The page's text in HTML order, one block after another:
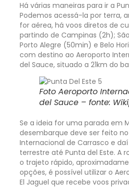
Há várias maneiras para ir a
Podemos acessá-la por terra,
for aérea, há voos diretos de
partindo de Campinas (2h);
Porto Alegre (50min) e Belo
com destino ao Aeroporto
del Sauce, situado a 21km do
Foto Aeroporto
del Sauce – fonte:
Se a ideia for uma parada em
desembarque deve ser feito
Internacional de Carrasco e
terrestre até Punta del Este. A
o trajeto rápido,
opções, é possível utilizar o
El Jaguel que recebe voos